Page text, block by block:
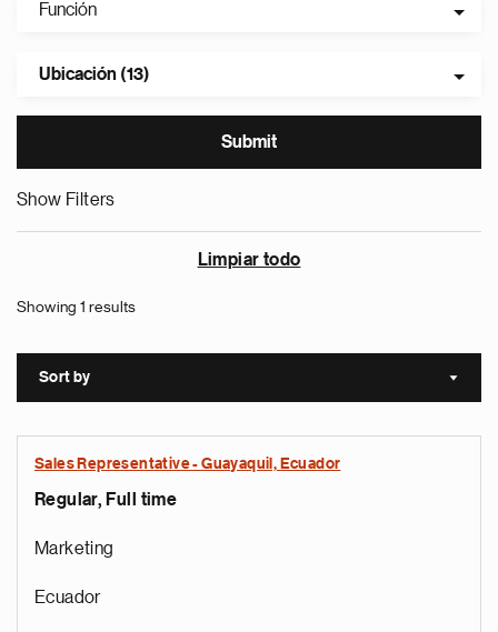
Función
Ubicación (13)
Show Filters
Limpiar todo
Showing 1 results
Sort by Sort
Sales Representative - Guayaquil, Ecuador
Regular, Full time
Marketing
Ecuador